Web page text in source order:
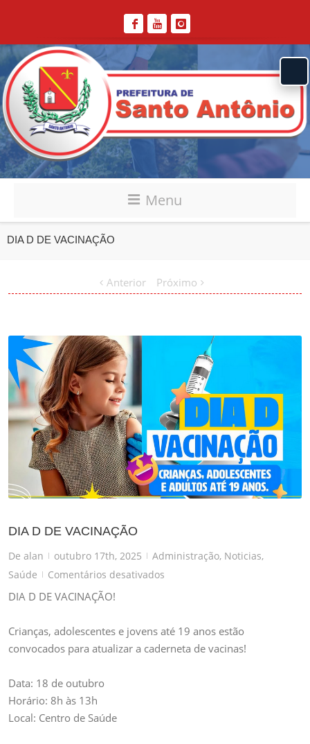
Menu
DIA D DE VACINAÇÃO
Anterior Próximo
DIA D DE VACINAÇÃO
De alan | outubro 17th, 2025 | Administração, Noticias,
Saúde
| Comentários desativados
DE
VACINAÇÃO
DIA D DE VACINAÇÃO!
Crianças, adolescentes e jovens até 19 anos estão
convocados para atualizar a caderneta de vacinas!
Data: 18 de outubro
Horário: 8h às 13h
Local: Centro de Saúde